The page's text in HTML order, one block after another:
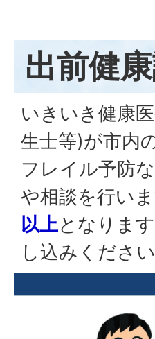
出前健
いきいき健康
生士等)が市内
フレイル予防
や相談を行い
以上となりま
し込みください